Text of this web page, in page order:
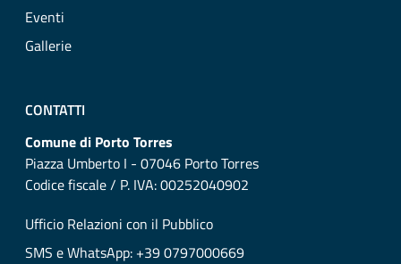
Eventi
Gallerie
CONTATTI
Comune di Porto Torres
Piazza Umberto I - 07046 Porto Torres
Codice fiscale / P. IVA: 00252040902
Ufficio Relazioni con il Pubblico
SMS e WhatsApp: +39 0797000669